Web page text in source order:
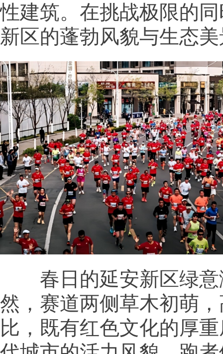
性建筑。在挑战极限的
新区的蓬勃风貌与生态
春日的延安新区绿意
然，赛道两侧草木初萌
比，既有红色文化的厚